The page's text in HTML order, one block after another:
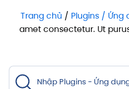
Trang chủ / Plugins / Ứng
amet consectetur. Ut